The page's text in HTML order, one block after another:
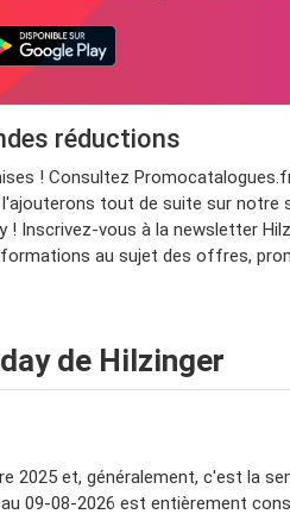
réductions
! Consultez
tout de suite sur
Inscrivez-vous à la newsletter
au sujet des offres,
de Hilzinger
2025 et, généralement, c'est la
09-08-2026 est entièrement